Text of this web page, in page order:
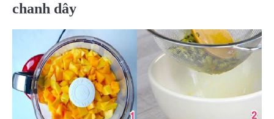
chanh dây